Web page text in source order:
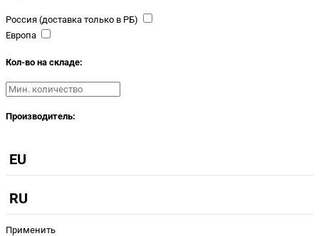
Россия (доставка только в РБ)
Европа
Кол-во на складе:
Производитель:
EU
RU
Применить